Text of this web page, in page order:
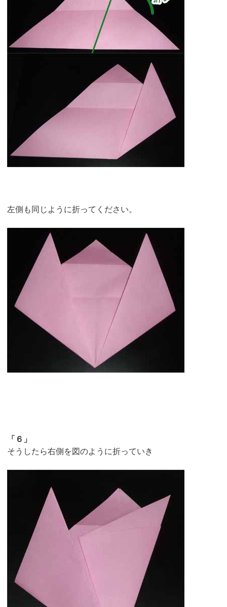
左側も同じように折ってください。
「６」
そうしたら右側を図のように折っていき